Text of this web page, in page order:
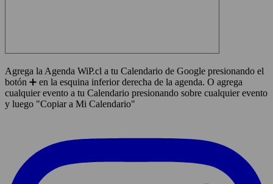
Agrega la Agenda WiP.cl a tu Calendario de Google presionando el
botón ➕ en la esquina inferior derecha de la agenda. O agrega
cualquier evento a tu Calendario presionando sobre cualquier evento
y luego "Copiar a Mi Calendario"